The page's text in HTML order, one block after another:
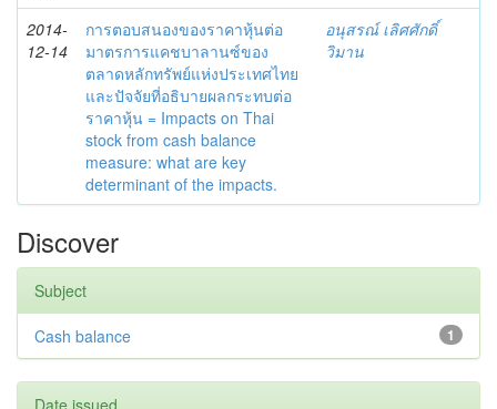
2014-
12-14
การตอบสนองของราคาหุ้นต่อ
มาตรการแคชบาลานซ์ของ
ตลาดหลักทรัพย์แห่งประเทศไทย
และปัจจัยที่อธิบายผลกระทบต่อ
ราคาหุ้น = Impacts on Thai
stock from cash balance
measure: what are key
determinant of the impacts.
อนุสรณ์ เลิศศักดิ์
วิมาน
Discover
Subject
1
Cash balance
Date issued